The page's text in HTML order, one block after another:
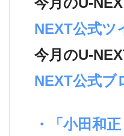
NEXT公式ツ
今月のU-
NEXT公式ブ
・「小田和